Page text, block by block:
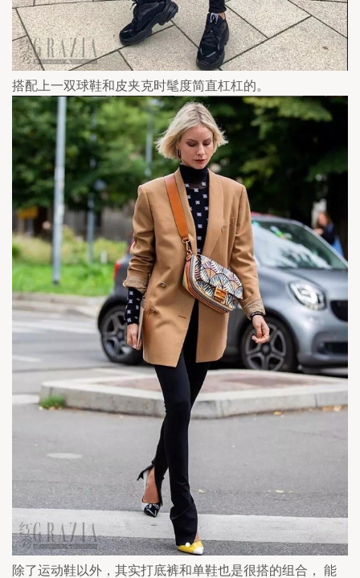
搭配上一双球鞋和皮夹克时髦度简直杠杠的。
除了运动鞋以外，其实打底裤和单鞋也是很搭的组合， 能